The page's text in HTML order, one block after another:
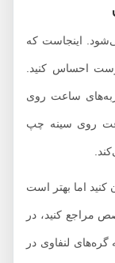
اینجاست که
کنید.
ساعت روی
سینه چپ
اما بهتر است
کنید، در
لنفاوی در